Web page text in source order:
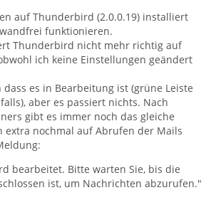
auf Thunderbird (2.0.0.19) installiert
funktionieren.
Thunderbird nicht mehr richtig auf
ich keine Einstellungen geändert
dass es in Bearbeitung ist (grüne Leiste
aber es passiert nichts. Nach
gibt es immer noch das gleiche
extra nochmal auf Abrufen der Mails
bearbeitet. Bitte warten Sie, bis die
ist, um Nachrichten abzurufen."